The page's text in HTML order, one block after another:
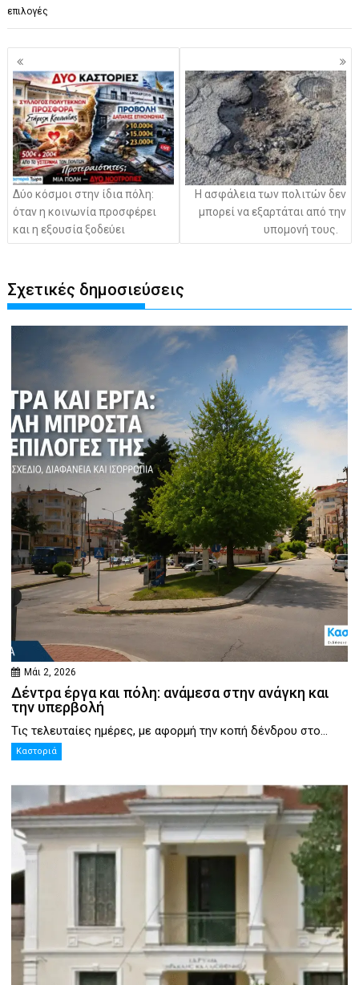
επιλογές
Πλοήγηση
άρθρων
Δύο κόσμοι στην ίδια πόλη:
όταν η κοινωνία προσφέρει
και η εξουσία ξοδεύει
Η ασφάλεια των πολιτών δεν
μπορεί να εξαρτάται από την
υπομονή τους.
Σχετικές δημοσιεύσεις
Μάι 2, 2026
Δέντρα έργα και πόλη: ανάμεσα στην ανάγκη και
την υπερβολή
Τις τελευταίες ημέρες, με αφορμή την κοπή δένδρου στο...
Καστοριά